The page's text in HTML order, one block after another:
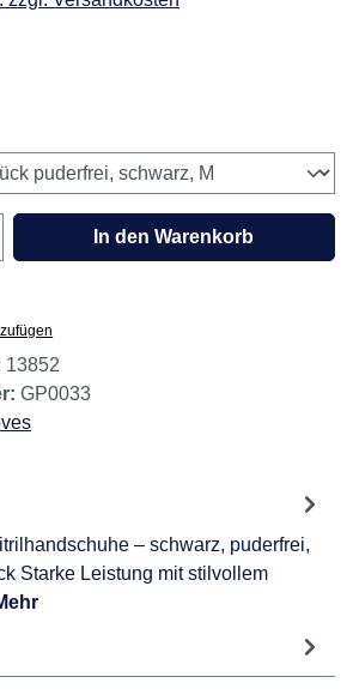
Gib den gewünschten
In den Warenkorb
13852
GP0033
– schwarz, puderfrei,
Starke Leistung mit stilvollem